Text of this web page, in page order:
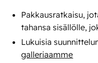
Pakkausratkaisu,
tahansa sisällölle,
Lukuisia
galleriaamme